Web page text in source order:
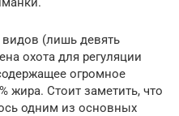
(лишь девять
охота для регуляции
огромное
жира. Стоит заметить, что
одним из основных